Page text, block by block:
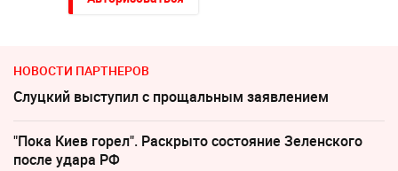
НОВОСТИ ПАРТНЕРОВ
Слуцкий выступил с прощальным заявлением
"Пока Киев горел". Раскрыто состояние Зеленского
после удара РФ